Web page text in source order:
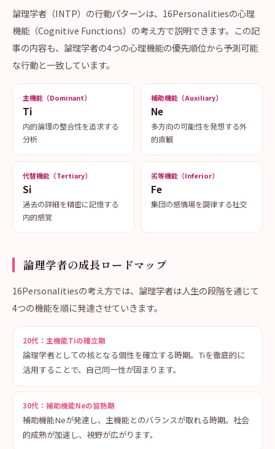
論理学者（INTP）の行動パターンは、16Personalitiesの心理
機能（Cognitive Functions）の考え方で説明できます。この記
事の内容も、論理学者の4つの心理機能の優先順位から予測可能
な行動と一致しています。
主機能（Dominant）
Ti
内的論理の整合性を追求する
分析
補助機能（Auxiliary）
Ne
多方向の可能性を発想する外
的直観
代替機能（Tertiary）
Si
過去の詳細を精密に記憶する
内的感覚
劣等機能（Inferior）
Fe
集団の感情場を調律する社交
論理学者の成長ロードマップ
16Personalitiesの考え方では、論理学者は人生の段階を通じて
4つの機能を順に発達させていきます。
20代：主機能Tiの確立期
論理学者としての核となる個性を確立する時期。Tiを徹底的に
活用することで、自己同一性が固まります。
30代：補助機能Neの習熟期
補助機能Neが発達し、主機能とのバランスが取れる時期。社会
的成熟が加速し、視野が広がります。